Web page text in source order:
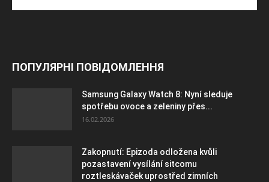
ПОПУЛЯРНІ ПОВІДОМЛЕННЯ
Samsung Galaxy Watch 8: Nyní sleduje
spotřebu ovoce a zeleniny přes...
16.02.2026
Zakopnutí: Epizoda odložena kvůli
pozastavení vysílání sitcomu
roztleskávaček uprostřed zimních